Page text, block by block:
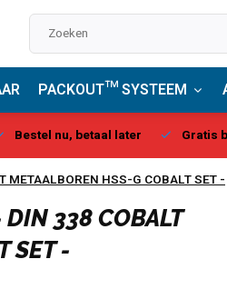
PACKOUT™ SYSTEEM
Bestel nu, betaal later Gratis
METAALBOREN HSS-G COBALT SET -
338 COBALT
SET -